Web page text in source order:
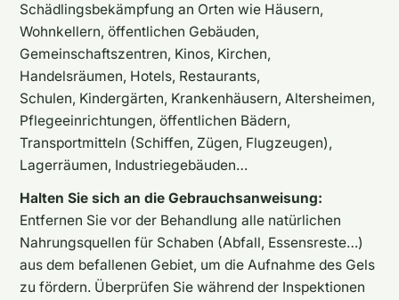
Schädlingsbekämpfung an Orten wie Häusern,
Wohnkellern, öffentlichen Gebäuden,
Gemeinschaftszentren, Kinos, Kirchen,
Handelsräumen, Hotels, Restaurants,
Schulen, Kindergärten, Krankenhäusern, Altersheimen,
Pflegeeinrichtungen, öffentlichen Bädern,
Transportmitteln (Schiffen, Zügen, Flugzeugen),
Lagerräumen, Industriegebäuden…
Halten Sie sich an die Gebrauchsanweisung:
Entfernen Sie vor der Behandlung alle natürlichen
Nahrungsquellen für Schaben (Abfall, Essensreste…)
aus dem befallenen Gebiet, um die Aufnahme des Gels
zu fördern. Überprüfen Sie während der Inspektionen